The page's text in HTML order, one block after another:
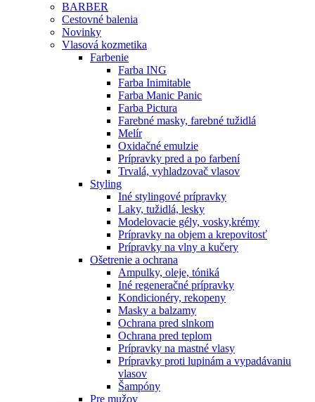
BARBER
Cestovné balenia
Novinky
Vlasová kozmetika
Farbenie
Farba ING
Farba Inimitable
Farba Manic Panic
Farba Pictura
Farebné masky, farebné tužidlá
Melír
Oxidačné emulzie
Prípravky pred a po farbení
Trvalá, vyhladzovač vlasov
Styling
Iné stylingové prípravky
Laky, tužidlá, lesky
Modelovacie gély, vosky,krémy
Prípravky na objem a krepovitosť
Prípravky na vlny a kučery
Ošetrenie a ochrana
Ampulky, oleje, tóniká
Iné regeneračné prípravky
Kondicionéry, rekopeny
Masky a balzamy
Ochrana pred slnkom
Ochrana pred teplom
Prípravky na mastné vlasy
Prípravky proti lupinám a vypadávaniu
vlasov
Šampóny
Pre mužov